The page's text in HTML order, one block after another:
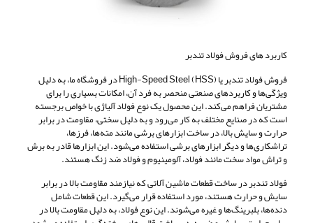
کاربرد های فروش فولاد تندبر
فروش فولاد تندبر یا High-Speed Steel (HSS) در فروشگاه ما، به دلیل
ویژگی‌ها و کاربردهای صنعتی منحصر به فرد آن، امکانات بسیاری را برای
مشتریان فراهم می‌کند. این محصول یک نوع فولاد آلیاژی با خواص برجسته
است که در صنایع مختلف به کار می‌رود و به دلیل سختی، مقاومت در برابر
حرارت و سایش بالا، در ساخت ابزارهای برشی مانند مته‌ها، فرزها،
تراشکاری‌ها و دیگر ابزارهای برشی استفاده می‌شود. این ابزارها قادر به برش
و تراش مواد سخت مانند فولاد، آلومینیوم و فولاد ضد زنگ هستند.
فولاد تندبر در ساخت قطعات ماشین ‌آلاتی که نیازمند مقاومت بالا در برابر
سایش و حرارت هستند، مورد استفاده قرار می‌گیرد. این قطعات شامل
دنده‌ها، بلبرینگ‌ها و غیره می‌شوند. این نوع فولاد، به دلیل مقاومت بالا در